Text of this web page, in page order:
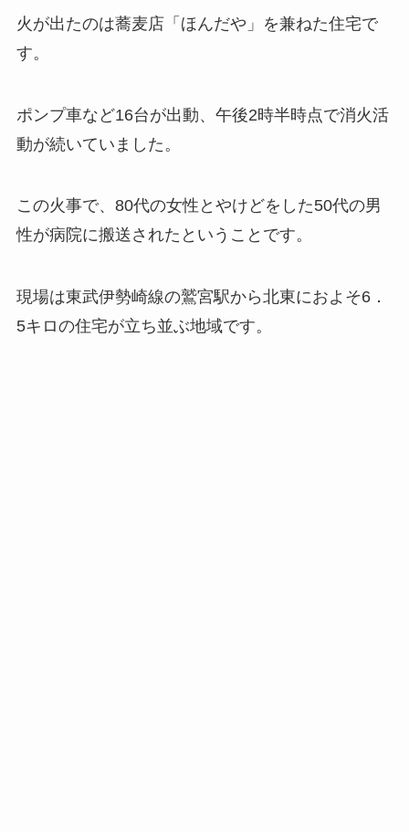
火が出たのは蕎麦店「ほんだや」を兼ねた住宅で
す。
ポンプ車など16台が出動、午後2時半時点で消火活
動が続いていました。
この火事で、80代の女性とやけどをした50代の男
性が病院に搬送されたということです。
現場は東武伊勢崎線の鷲宮駅から北東におよそ6．
5キロの住宅が立ち並ぶ地域です。